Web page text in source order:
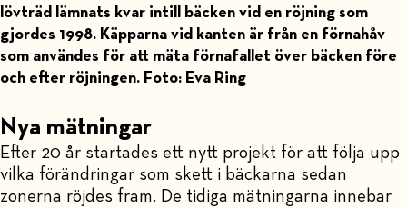
lövträd lämnats kvar intill bäcken vid en röjning som
gjordes 1998. Käpparna vid kanten är från en förnahåv
som användes för att mäta förnafallet över bäcken före
och efter röjningen. Foto: Eva Ring
Nya mätningar
Efter 20 år startades ett nytt projekt för att följa upp
vilka förändringar som skett i bäckarna sedan
zonerna röjdes fram. De tidiga mätningarna innebar